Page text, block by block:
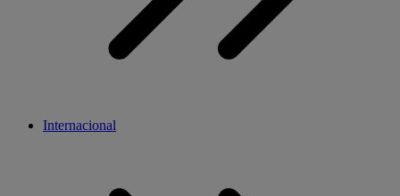
Internacional